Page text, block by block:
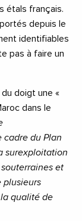
étals français.
depuis le
identifiables
pas à faire un
du doigt une «
dans le
cadre du Plan
surexploitation
et
plusieurs
qualité de